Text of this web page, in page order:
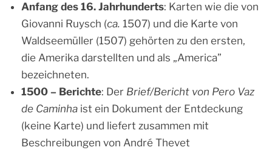
Anfang des 16. Jahrhunderts: Karten wie die von
Giovanni Ruysch (ca. 1507) und die Karte von
Waldseemüller (1507) gehörten zu den ersten,
die Amerika darstellten und als „America”
bezeichneten.
1500 – Berichte: Der Brief/Bericht von Pero Vaz
de Caminhaist ein Dokument der Entdeckung
(keine Karte) und liefert zusammen mit
Beschreibungen von André Thevet